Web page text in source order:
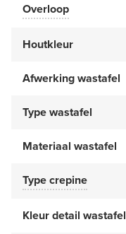
Overloop
Houtkleur
Afwerking wastafel
Type wastafel
Materiaal wastafel
Type crepine
Kleur detail wastafel